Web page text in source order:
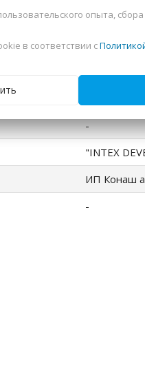
ИП
-
"INTEX
ИП Конаш
-
опыта, сбора
в соответствии с